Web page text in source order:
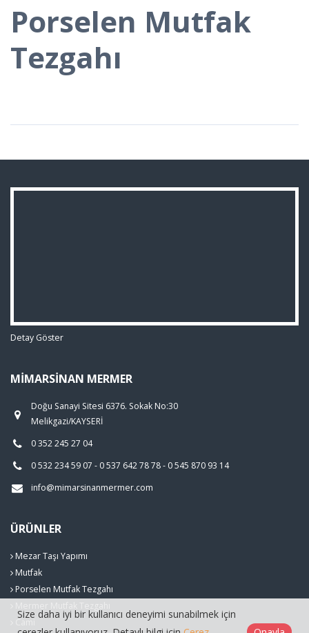
Porselen Mutfak
Tezgahı
Detay Göster
MIMARSINAN MERMER
Doğu Sanayi Sitesi 6376. Sokak No:30
Melikgazi/KAYSERİ
0 352 245 27 04
0 532 234 59 07 - 0 537 642 78 78 - 0 545 870 93 14
info@mimarsinanmermer.com
ÜRÜNLER
Mezar Taşı Yapımı
Mutfak
Porselen Mutfak Tezgahı
Size daha iyi bir kullanıcı deneyimi sunabilmek için